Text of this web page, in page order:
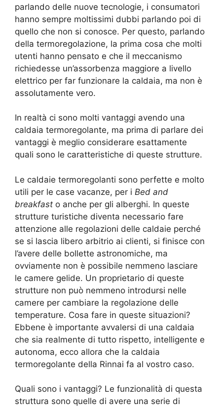
parlando delle nuove tecnologie, i consumatori
hanno sempre moltissimi dubbi parlando poi di
quello che non si conosce. Per questo, parlando
della termoregolazione, la prima cosa che molti
utenti hanno pensato e che il meccanismo
richiedesse un’assorbenza maggiore a livello
elettrico per far funzionare la caldaia, ma non è
assolutamente vero.
In realtà ci sono molti vantaggi avendo una
caldaia termoregolante, ma prima di parlare dei
vantaggi è meglio considerare esattamente
quali sono le caratteristiche di queste strutture.
Le caldaie termoregolanti sono perfette e molto
utili per le case vacanze, per i Bed and
breakfast o anche per gli alberghi. In queste
strutture turistiche diventa necessario fare
attenzione alle regolazioni delle caldaie perché
se si lascia libero arbitrio ai clienti, si finisce con
l’avere delle bollette astronomiche, ma
ovviamente non è possibile nemmeno lasciare
le camere gelide. Un proprietario di queste
strutture non può nemmeno introdursi nelle
camere per cambiare la regolazione delle
temperature. Cosa fare in queste situazioni?
Ebbene è importante avvalersi di una caldaia
che sia realmente di tutto rispetto, intelligente e
autonoma, ecco allora che la caldaia
termoregolante della Rinnai fa al vostro caso.
Quali sono i vantaggi? Le funzionalità di questa
struttura sono quelle di avere una serie di